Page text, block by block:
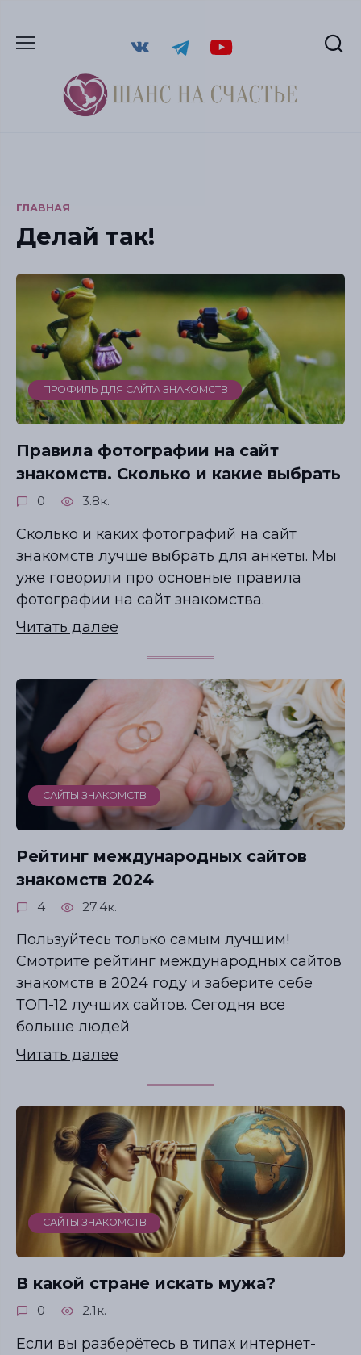
ГЛАВНАЯ
Делай так!
ПРОФИЛЬ ДЛЯ САЙТА ЗНАКОМСТВ
Правила фотографии на сайт
знакомств. Сколько и какие выбрать
0 3.8к.
Сколько и каких фотографий на сайт
знакомств лучше выбрать для анкеты. Мы
уже говорили про основные правила
фотографии на сайт знакомства.
Читать далее
САЙТЫ ЗНАКОМСТВ
Рейтинг международных сайтов
знакомств 2024
4 27.4к.
Пользуйтесь только самым лучшим!
Смотрите рейтинг международных сайтов
знакомств в 2024 году и заберите себе
ТОП-12 лучших сайтов. Сегодня все
больше людей
Читать далее
САЙТЫ ЗНАКОМСТВ
В какой стране искать мужа?
0 2.1к.
Если вы разберётесь в типах интернет-